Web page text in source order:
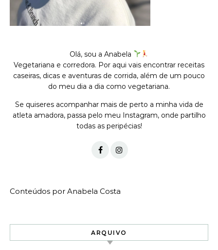
Olá, sou a Anabela
Vegetariana e corredora. Por aqui vais encontrar receitas
caseiras, dicas e aventuras de corrida, além de um pouco
do meu dia a dia como vegetariana.
Se quiseres acompanhar mais de perto a minha vida de
atleta amadora, passa pelo meu Instagram, onde partilho
todas as peripécias!
Conteúdos por Anabela Costa
ARQUIVO